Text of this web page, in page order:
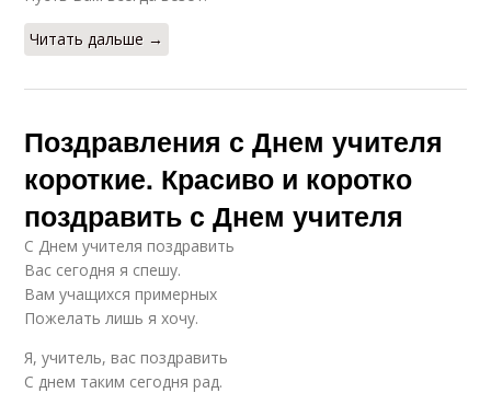
Читать дальше →
Поздравления с Днем учителя
короткие. Красиво и коротко
поздравить с Днем учителя
С Днем учителя поздравить
Вас сегодня я спешу.
Вам учащихся примерных
Пожелать лишь я хочу.
Я, учитель, вас поздравить
С днем таким сегодня рад.